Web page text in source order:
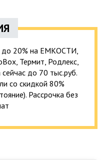
до 20% на ЕМКОСТИ,
Термит, Родлекс,
до 70 тыс.руб.
со скидкой 80%
Рассрочка без